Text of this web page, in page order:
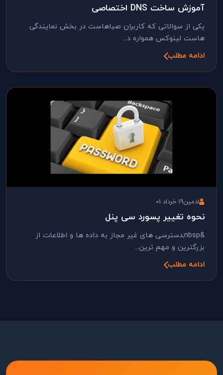
آموزش ساخت DNS اختصاصی
یکی از سوالاتی که کاربران صباهاست در بخش نمایندگی
هاست لینوکس همواره د...
ادامه مطلب
ادمین19 خرداد 01
نحوه تغییر پسورد سی پنل
&nbsp;دسترسی های غیر مجاز به داده ها و اطلاعات از
بزرگترین و مهم ترین...
ادامه مطلب